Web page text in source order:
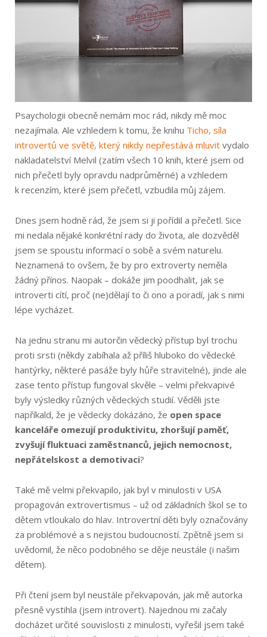
Psaychologii obecně nemám moc rád, nikdy mě moc
nezajímala. Ale vzhledem k tomu, že knihu Ticho, síla
introvertů ve světě, který nikdy nepřestává mluvit vydalo
nakladatelství Melvil (zatím všech 10 knih, které jsem od
nich přečetl byly opravdu nadprůměrné) a vzhledem
k recenzím, které jsem přečetl, vzbudila můj zájem.
Dnes jsem hodně rád, že jsem si ji pořídil a přečetl. Sice
mi nedala nějaké konkrétní rady do života, ale dozvěděl
jsem se spoustu informací o sobě a svém naturelu.
Neznamená to ovšem, že by pro extroverty neměla
žádný přínos. Naopak – dokáže jim poodhalit, jak se
introverti cítí, proč (ne)dělají to či ono a poradí, jak s nimi
lépe vycházet.
Na jednu stranu mi autorčin vědecký přístup byl trochu
proti srsti (někdy zabíhala až příliš hluboko do vědecké
hantýrky, některé pasáže byly hůře stravitelné), jinde ale
zase tento přístup fungoval skvěle – velmi překvapivé
byly výsledky různých vědeckých studií. Věděli jste
napříkald, že je vědecky dokázáno, že open space
kanceláře omezují produktivitu, zhoršují paměť,
zvyšují fluktuaci zaměstnanců, jejich nemocnost,
nepřátelskost a demotivaci?
Také mě velmi překvapilo, jak byl v minulosti v USA
propagován extrovertismus – už od základních škol se to
dětem vtloukalo do hlav. Introvertní děti byly označovány
za problémové a s nejistou budoucností. Zpětně jsem si
uvědomil, že něco podobného se děje neustále (i našim
dětem).
Při čtení jsem byl neustále překvapován, jak mě autorka
přesně vystihla (jsem introvert). Najednou mi začaly
docházet určité souvislosti z minulosti, vyřešil jsem také